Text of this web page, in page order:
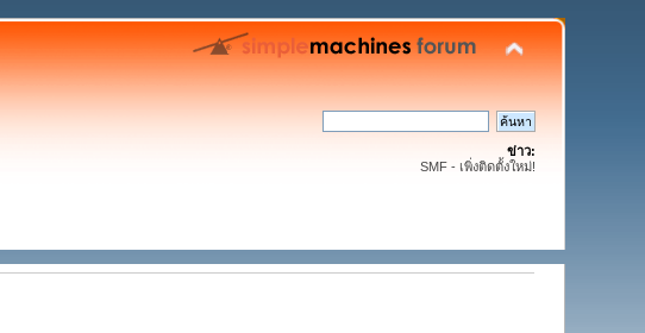
ข่าว:
SMF - เพิ่งติดตั้งใหม่!